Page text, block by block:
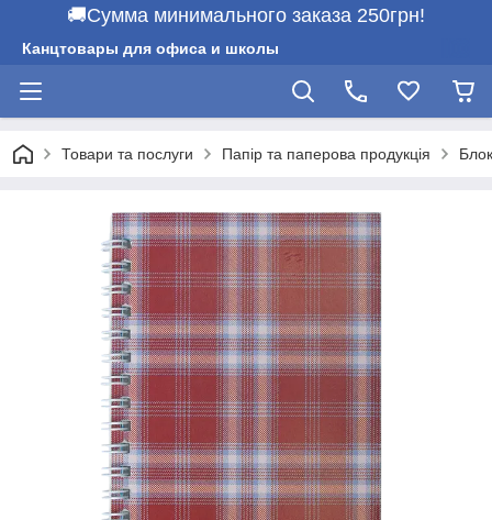
🚚Сумма минимального заказа 250грн!
Канцтовары для офиса и школы
Товари та послуги Папір та паперова продукція